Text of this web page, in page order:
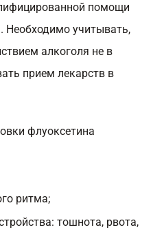
помощи
Необходимо учитывать,
алкоголя не в
прием лекарств в
флуоксетина
ритма;
тошнота, рвота,